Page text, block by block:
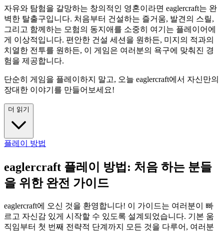
자유와 탐험을 갈망하는 창의적인 영혼이라면 eaglercraft는 완
벽한 탈출구입니다. 처음부터 건설하는 즐거움, 발견의 스릴,
그리고 함께하는 모험의 동지애를 소중히 여기는 플레이어에
게 이상적입니다. 편안한 건설 세션을 원하든, 미지의 적과의
치열한 전투를 원하든, 이 게임은 여러분의 욕구에 맞춰진 경
험을 제공합니다.
단순히 게임을 플레이하지 말고, 오늘 eaglercraft에서 자신만의
장대한 이야기를 만들어보세요!
더 읽기
플레이 방법
eaglercraft 플레이 방법: 처음 하는 분들
을 위한 완전 가이드
eaglercraft에 오신 것을 환영합니다! 이 가이드는 여러분이 빠
르고 자신감 있게 시작할 수 있도록 설계되었습니다. 기본 움
직임부터 첫 번째 전략적 단계까지 모든 것을 다루어, 여러분